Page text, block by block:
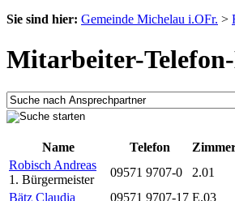
Sie sind hier: Gemeinde Michelau i.OFr. >
Mitarbeiter-
Name
Telefon
Robisch Andreas
1. Bürgermeister
09571 9707-0 2.01
Bätz Claudia
09571 9707-17 E.03